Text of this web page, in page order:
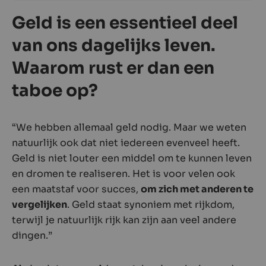
Geld is een essentieel deel
van ons dagelijks leven.
Waarom rust er dan een
taboe op?
“We hebben allemaal geld nodig. Maar we weten
natuurlijk ook dat niet iedereen evenveel heeft.
Geld is niet louter een middel om te kunnen leven
en dromen te realiseren. Het is voor velen ook
een maatstaf voor succes, om zich met anderen te
vergelijken. Geld staat synoniem met rijkdom,
terwijl je natuurlijk rijk kan zijn aan veel andere
dingen.”